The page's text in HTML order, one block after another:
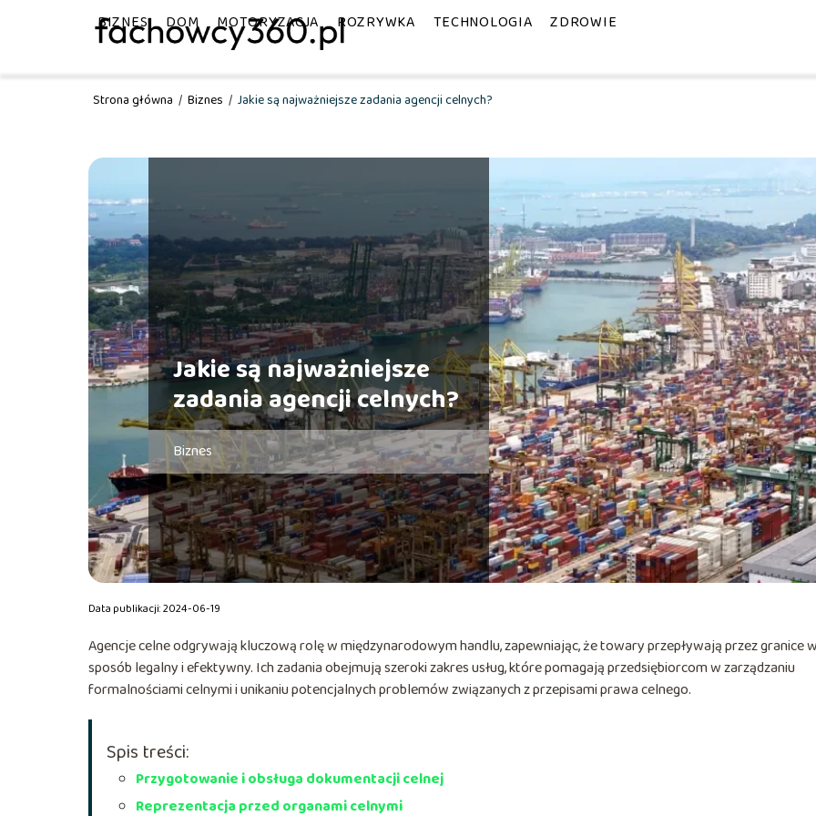
BIZNES DOM MOTORYZACJA ROZRYWKA TECHNOLOGIA ZDROWIE
Strona główna / Biznes / Jakie są najważniejsze zadania agencji celnych?
Jakie są najważniejsze
zadania agencji celnych?
Biznes
Data publikacji: 2024-06-19
Agencje celne odgrywają kluczową rolę w międzynarodowym handlu, zapewniając, że towary przepływają przez granice
sposób legalny i efektywny. Ich zadania obejmują szeroki zakres usług, które pomagają przedsiębiorcom w zarządzaniu
formalnościami celnymi i unikaniu potencjalnych problemów związanych z przepisami prawa celnego.
Spis treści:
Przygotowanie i obsługa dokumentacji celnej
Reprezentacja przed organami celnymi